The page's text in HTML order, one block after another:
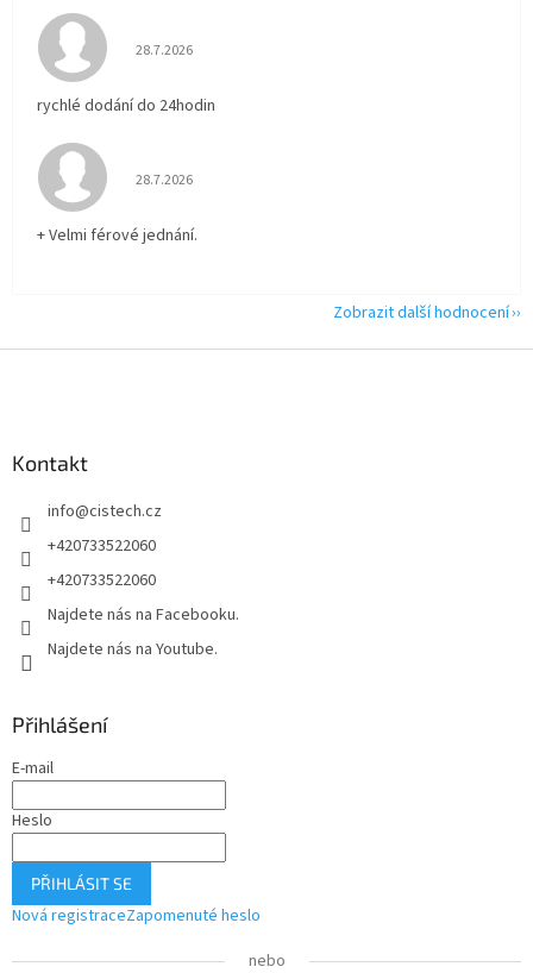
Hodnocení obchodu je 5 z 5 hvězdiček.
28.7.2026
rychlé dodání do 24hodin
Hodnocení obchodu je 5 z 5 hvězdiček.
28.7.2026
+ Velmi férové jednání.
Zobrazit další hodnocení
Kontakt
info@cistech.cz
+420733522060
+420733522060
Najdete nás na Facebooku.
Najdete nás na Youtube.
Přihlášení
E-mail
Heslo
PŘIHLÁSIT SE
Nová registraceZapomenuté heslo
nebo